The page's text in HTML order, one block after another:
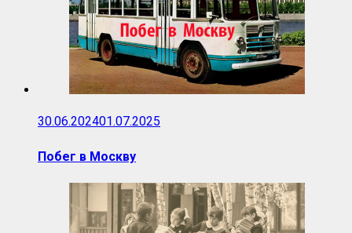
30.06.202401.07.2025
Побег в Москву